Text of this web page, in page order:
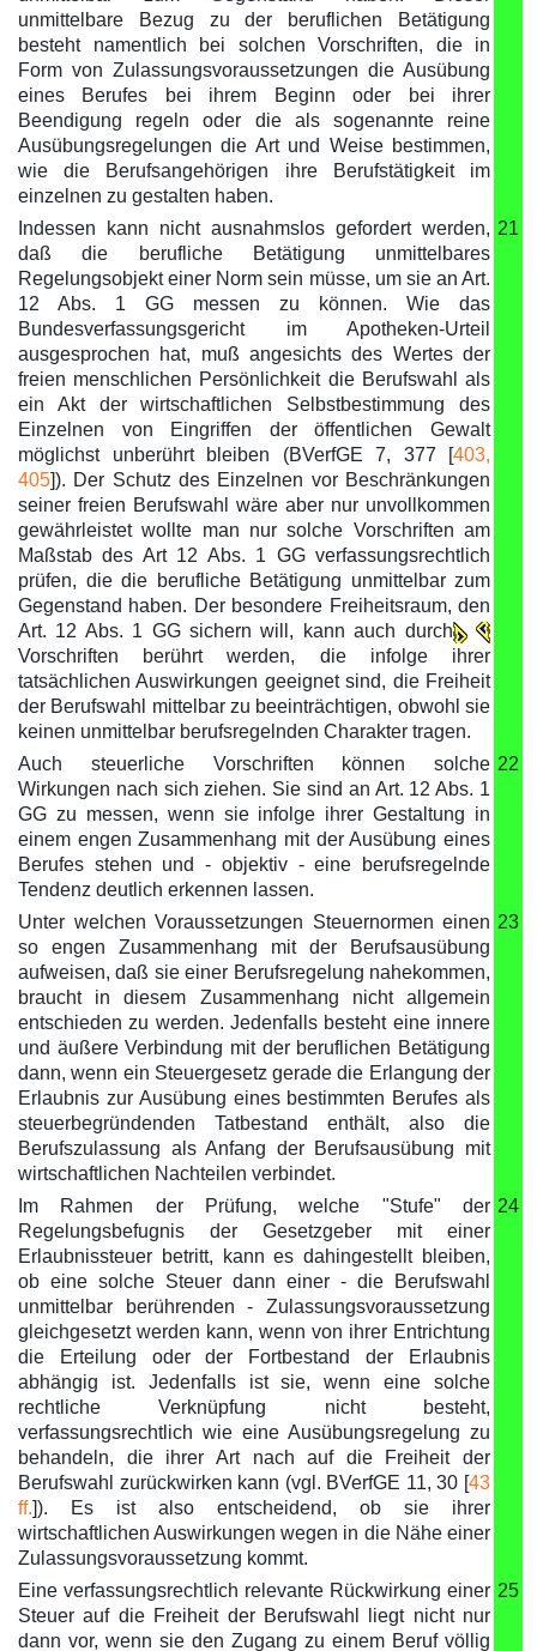
unmittelbare Bezug zu der beruflichen Betätigung
besteht namentlich bei solchen Vorschriften, die in
Form von Zulassungsvoraussetzungen die Ausübung
eines Berufes bei ihrem Beginn oder bei ihrer
Beendigung regeln oder die als sogenannte reine
Ausübungsregelungen die Art und Weise bestimmen,
wie die Berufsangehörigen ihre Berufstätigkeit im
einzelnen zu gestalten haben.
Indessen kann nicht ausnahmslos gefordert werden,
daß die berufliche Betätigung unmittelbares
Regelungsobjekt einer Norm sein müsse, um sie an Art.
12 Abs. 1 GG messen zu können. Wie das
Bundesverfassungsgericht im Apotheken-Urteil
ausgesprochen hat, muß angesichts des Wertes der
freien menschlichen Persönlichkeit die Berufswahl als
ein Akt der wirtschaftlichen Selbstbestimmung des
Einzelnen von Eingriffen der öffentlichen Gewalt
möglichst unberührt bleiben (BVerfGE 7, 377 [403,
405]). Der Schutz des Einzelnen vor Beschränkungen
seiner freien Berufswahl wäre aber nur unvollkommen
gewährleistet wollte man nur solche Vorschriften am
Maßstab des Art 12 Abs. 1 GG verfassungsrechtlich
prüfen, die die berufliche Betätigung unmittelbar zum
Gegenstand haben. Der besondere Freiheitsraum, den
Art. 12 Abs. 1 GG sichern will, kann auch durch
Vorschriften berührt werden, die infolge ihrer
tatsächlichen Auswirkungen geeignet sind, die Freiheit
der Berufswahl mittelbar zu beeinträchtigen, obwohl sie
keinen unmittelbar berufsregelnden Charakter tragen.
21
Auch steuerliche Vorschriften können solche
Wirkungen nach sich ziehen. Sie sind an Art. 12 Abs. 1
GG zu messen, wenn sie infolge ihrer Gestaltung in
einem engen Zusammenhang mit der Ausübung eines
Berufes stehen und - objektiv - eine berufsregelnde
Tendenz deutlich erkennen lassen.
22
Unter welchen Voraussetzungen Steuernormen einen
so engen Zusammenhang mit der Berufsausübung
aufweisen, daß sie einer Berufsregelung nahekommen,
braucht in diesem Zusammenhang nicht allgemein
entschieden zu werden. Jedenfalls besteht eine innere
und äußere Verbindung mit der beruflichen Betätigung
dann, wenn ein Steuergesetz gerade die Erlangung der
Erlaubnis zur Ausübung eines bestimmten Berufes als
steuerbegründenden Tatbestand enthält, also die
Berufszulassung als Anfang der Berufsausübung mit
wirtschaftlichen Nachteilen verbindet.
23
Im Rahmen der Prüfung, welche "Stufe" der
Regelungsbefugnis der Gesetzgeber mit einer
Erlaubnissteuer betritt, kann es dahingestellt bleiben,
ob eine solche Steuer dann einer - die Berufswahl
unmittelbar berührenden - Zulassungsvoraussetzung
gleichgesetzt werden kann, wenn von ihrer Entrichtung
die Erteilung oder der Fortbestand der Erlaubnis
abhängig ist. Jedenfalls ist sie, wenn eine solche
rechtliche Verknüpfung nicht besteht,
verfassungsrechtlich wie eine Ausübungsregelung zu
behandeln, die ihrer Art nach auf die Freiheit der
Berufswahl zurückwirken kann (vgl. BVerfGE 11, 30 [43
ff.]). Es ist also entscheidend, ob sie ihrer
wirtschaftlichen Auswirkungen wegen in die Nähe einer
Zulassungsvoraussetzung kommt.
24
Eine verfassungsrechtlich relevante Rückwirkung einer
Steuer auf die Freiheit der Berufswahl liegt nicht nur
dann vor, wenn sie den Zugang zu einem Beruf völlig
25